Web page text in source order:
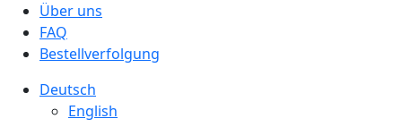
Über uns
FAQ
Bestellverfolgung
Deutsch
English